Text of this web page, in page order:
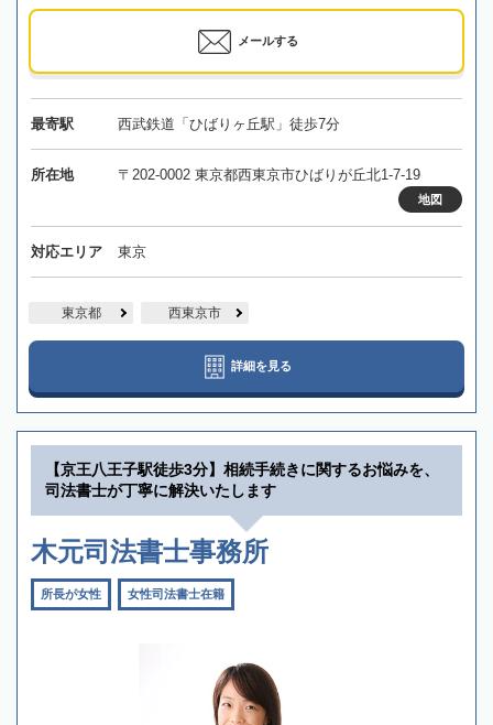
メールする
最寄駅 西武鉄道「ひばりヶ丘駅」徒歩7分
所在地 〒202-0002 東京都西東京市ひばりが丘北1-7-19
地図
対応エリア 東京
東京都 西東京市
詳細を見る
【京王八王子駅徒歩3分】相続手続きに関するお悩みを、
司法書士が丁寧に解決いたします
木元司法書士事務所
所長が女性 女性司法書士在籍